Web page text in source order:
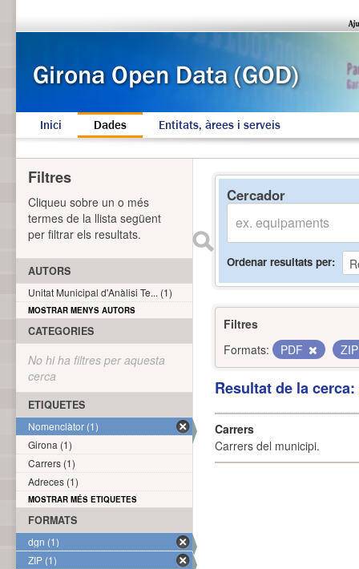
Inici Dades Entitats, àrees i serveis
Cercador
Ordenar resultats per
Filtres
Formats:
PDF
Resultat de la
Carrers
Carrers del municipi.
Filtres
Cliqueu sobre un o més
termes de la llista següent
per filtrar els resultats.
AUTORS
Unitat Municipal d'Anàlisi Te... (1)
MOSTRAR MENYS AUTORS
CATEGORIES
No hi ha filtres per aquesta
cerca
ETIQUETES
Nomenclàtor (1)
Girona (1)
Carrers (1)
Adreces (1)
MOSTRAR MÉS ETIQUETES
FORMATS
dgn (1)
ZIP (1)